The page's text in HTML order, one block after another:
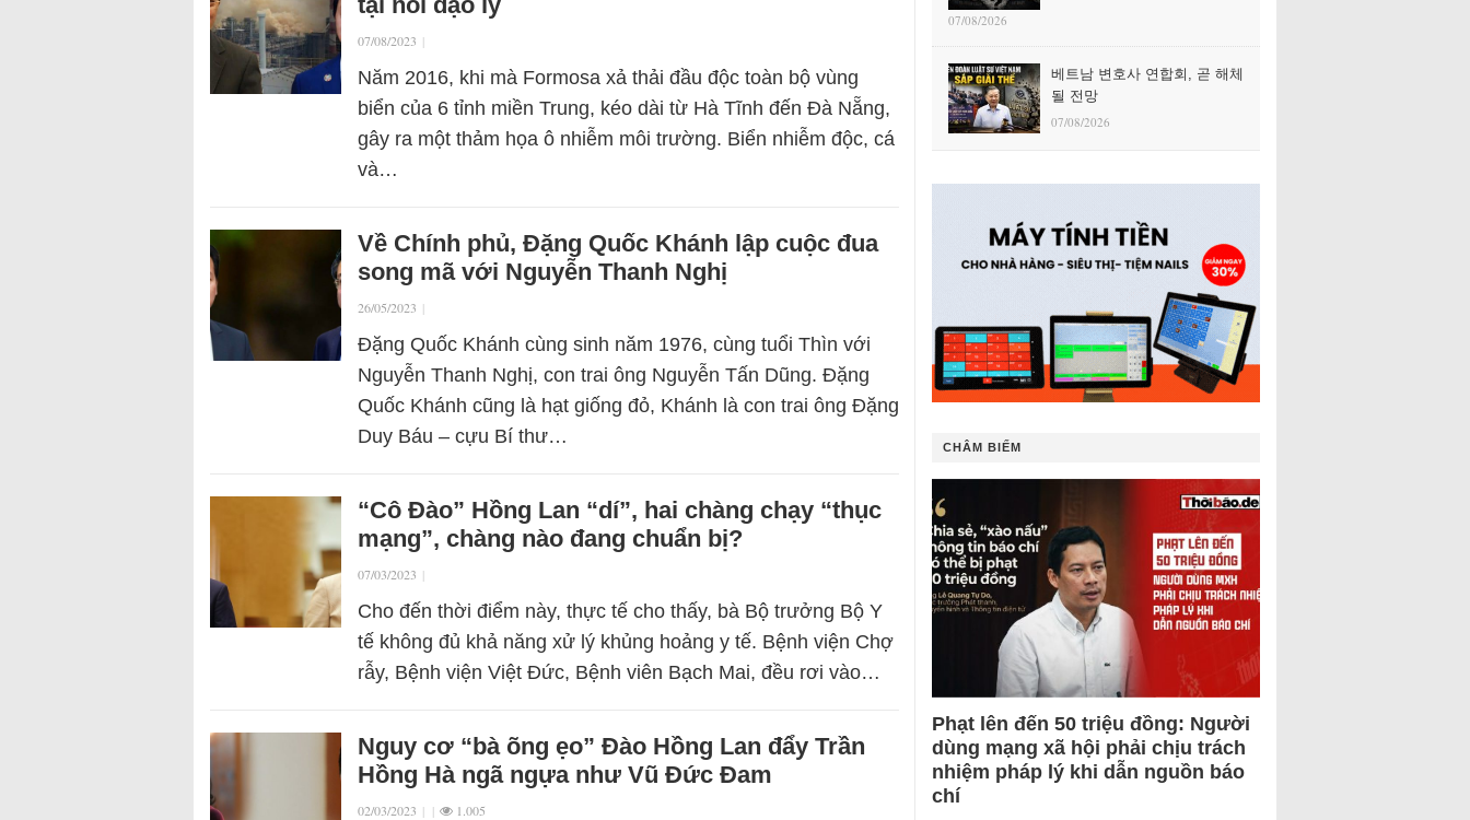
07/08/2023 |
Năm 2016, khi mà Formosa xả thải đầu độc toàn bộ vùng
biển của 6 tỉnh miền Trung, kéo dài từ Hà Tĩnh đến Đà Nẵng,
gây ra một thảm họa ô nhiễm môi trường. Biển nhiễm độc, cá
và…
Về Chính phủ, Đặng Quốc Khánh lập cuộc đua
song mã với Nguyễn Thanh Nghị
26/05/2023 |
Đặng Quốc Khánh cùng sinh năm 1976, cùng tuổi Thìn với
Nguyễn Thanh Nghị, con trai ông Nguyễn Tấn Dũng. Đặng
Quốc Khánh cũng là hạt giống đỏ, Khánh là con trai ông Đặng
Duy Báu – cựu Bí thư…
“Cô Đào” Hồng Lan “dí”, hai chàng chạy “thục
mạng”, chàng nào đang chuẩn bị?
07/03/2023 |
Cho đến thời điểm này, thực tế cho thấy, bà Bộ trưởng Bộ Y
tế không đủ khả năng xử lý khủng hoảng y tế. Bệnh viện Chợ
rẫy, Bệnh viện Việt Đức, Bệnh viên Bạch Mai, đều rơi vào…
Nguy cơ “bà õng ẹo” Đào Hồng Lan đẩy Trần
Hồng Hà ngã ngựa như Vũ Đức Đam
02/03/2023 | | 1.005
07/08/2026
베트남 변호사 연합회, 곧 해체
될 전망
07/08/2026
CHÂM BIẾM
Phạt lên đến 50 triệu đồng: Người
dùng mạng xã hội phải chịu trách
nhiệm pháp lý khi dẫn nguồn báo
chí